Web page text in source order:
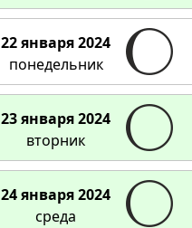
22 января 2024
понедельник
23 января 2024
вторник
24 января 2024
среда